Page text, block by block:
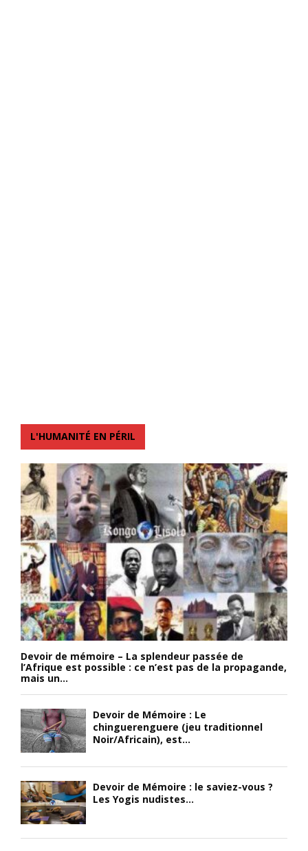
L'HUMANITÉ EN PÉRIL
Devoir de mémoire – La splendeur passée de
l’Afrique est possible : ce n’est pas de la propagande,
mais un...
Devoir de Mémoire : Le
chinguerenguere (jeu traditionnel
Noir/Africain), est...
Devoir de Mémoire : le saviez-vous ?
Les Yogis nudistes...